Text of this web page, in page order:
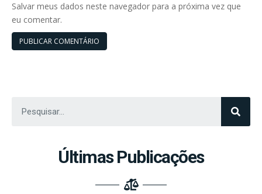
Salvar meus dados neste navegador para a próxima vez que
eu comentar.
Últimas Publicações